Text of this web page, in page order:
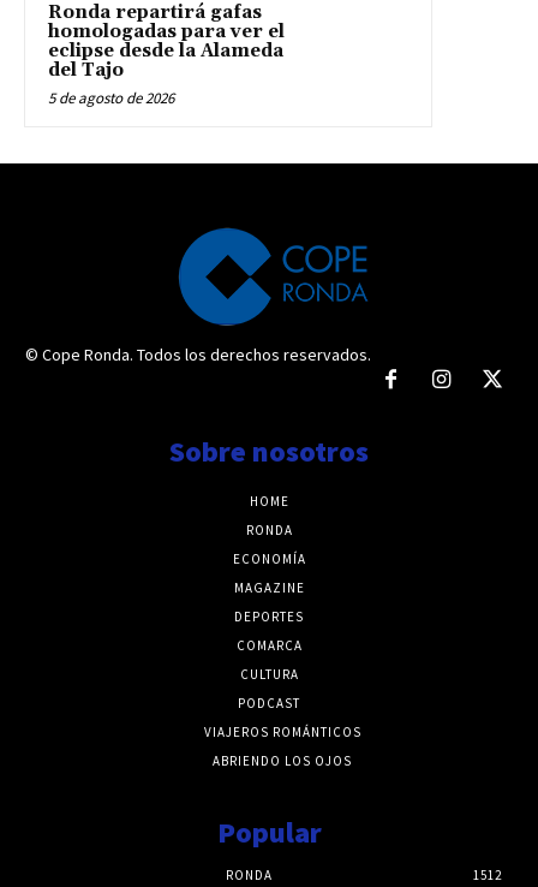
Ronda repartirá gafas
homologadas para ver el
eclipse desde la Alameda
del Tajo
5 de agosto de 2026
© Cope Ronda. Todos los derechos reservados.
Sobre nosotros
HOME
RONDA
ECONOMÍA
MAGAZINE
DEPORTES
COMARCA
CULTURA
PODCAST
VIAJEROS ROMÁNTICOS
ABRIENDO LOS OJOS
Popular
RONDA 1512